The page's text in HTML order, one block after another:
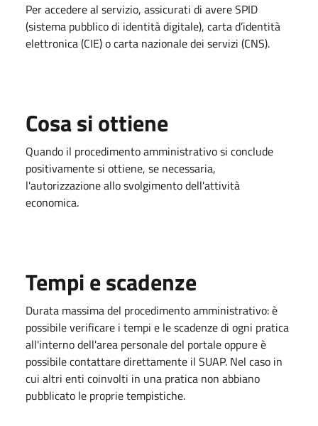
Per accedere al servizio, assicurati di avere SPID
(sistema pubblico di identità digitale), carta d’identità
elettronica (CIE) o carta nazionale dei servizi (CNS).
Cosa si ottiene
Quando il procedimento amministrativo si conclude
positivamente si ottiene, se necessaria,
l'autorizzazione allo svolgimento dell'attività
economica.
Tempi e scadenze
Durata massima del procedimento amministrativo: è
possibile verificare i tempi e le scadenze di ogni pratica
all'interno dell'area personale del portale oppure è
possibile contattare direttamente il SUAP. Nel caso in
cui altri enti coinvolti in una pratica non abbiano
pubblicato le proprie tempistiche.